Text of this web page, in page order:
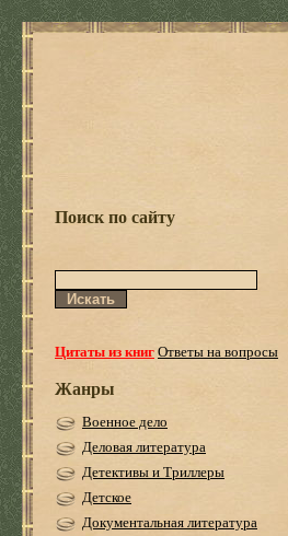
Поиск по сайту
Цитаты из книгОтветы на вопросы
Жанры
Военное дело
Деловая литература
Детективы и Триллеры
Детское
Документальная литература